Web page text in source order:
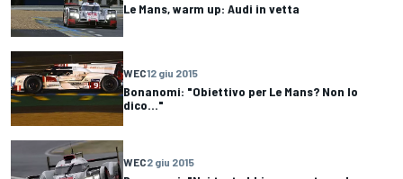
Le Mans, warm up: Audi in vetta
WEC12 giu 2015
Bonanomi: "Obiettivo per Le Mans? Non lo
dico..."
WEC2 giu 2015